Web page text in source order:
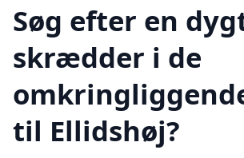
Søg efter en
skrædder i de
til Ellidshøj?